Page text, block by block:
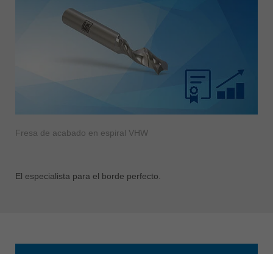
Fresa de acabado en espiral VHW
El especialista para el borde perfecto.